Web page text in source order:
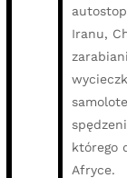
Iranu,
którego
Afryce.